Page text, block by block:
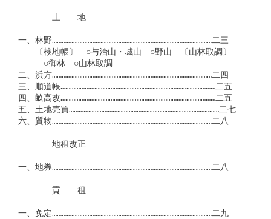
土　　地
一、林野………………………………………………………………………………………二三
〔検地帳〕　○与治山・城山　○野山　〔山林取調〕
○御林　○山林取調
二、浜方………………………………………………………………………………………二四
三、順道帳……………………………………………………………………………………二五
四、畝高改……………………………………………………………………………………二五
五、土地売買…………………………………………………………………………………二七
六、質物………………………………………………………………………………………二八
地租改正
一、地券………………………………………………………………………………………二八
貢　　租
一、免定………………………………………………………………………………………二九